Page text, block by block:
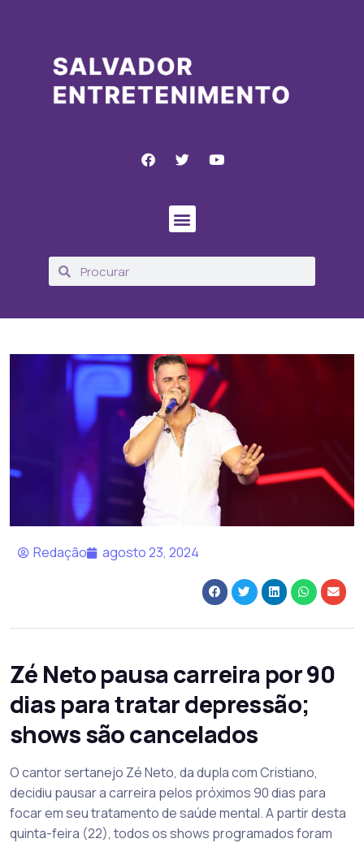
Redação agosto 23, 2024
Zé Neto pausa carreira por 90
dias para tratar depressão;
shows são cancelados
O cantor sertanejo Zé Neto, da dupla com Cristiano,
decidiu pausar a carreira pelos próximos 90 dias para
focar em seu tratamento de saúde mental. A partir desta
quinta-feira (22), todos os shows programados foram